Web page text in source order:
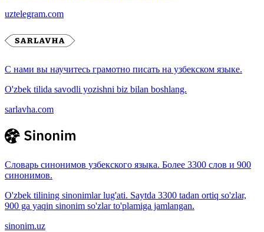
uztelegram.com
С нами вы научитесь грамотно писать на узбекском языке.
O'zbek tilida savodli yozishni biz bilan boshlang.
sarlavha.com
Словарь синонимов узбекского языка. Более 3300 слов и 900
синонимов.
O'zbek tilining sinonimlar lug'ati. Saytda 3300 tadan ortiq so'zlar,
900 ga yaqin sinonim so'zlar to'plamiga jamlangan.
sinonim.uz